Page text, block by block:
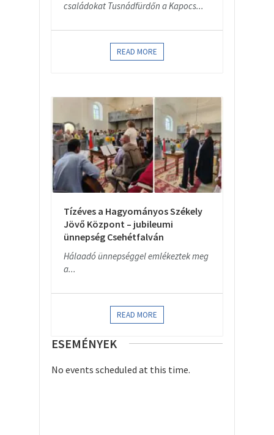
családokat Tusnádfürdőn a Kapocs...
READ MORE
Tízéves a Hagyományos Székely
Jövő Központ – jubileumi
ünnepség Csehétfalván
Hálaadó ünnepséggel emlékeztek meg
a...
READ MORE
ESEMÉNYEK
No events scheduled at this time.